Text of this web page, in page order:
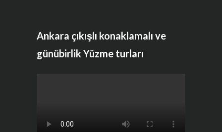
Ankara çıkışlı konaklamalı ve
günübirlik Yüzme turları